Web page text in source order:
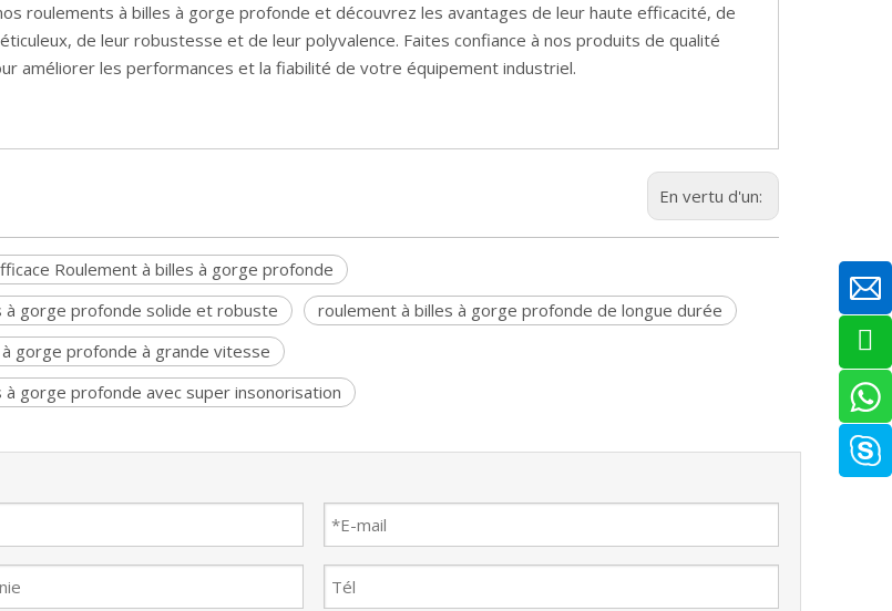
roulements à billes à gorge profonde et découvrez les avantages de leur haute efficacité, de
de leur robustesse et de leur polyvalence. Faites confiance à nos produits de qualité
améliorer les performances et la fiabilité de votre équipement industriel.
En vertu d'un:
Roulement à billes à gorge profonde
à gorge profonde solide et robuste
roulement à billes à gorge profonde de longue durée
gorge profonde à grande vitesse
à gorge profonde avec super insonorisation